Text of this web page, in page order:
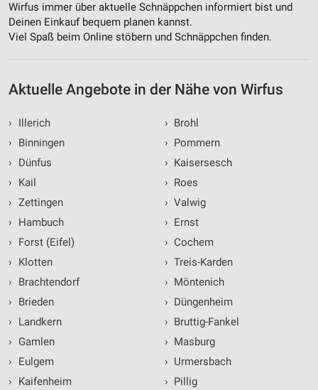
Wirfus immer über aktuelle Schnäppchen informiert bist und
Deinen Einkauf bequem planen kannst.
Viel Spaß beim Online stöbern und Schnäppchen finden.
Aktuelle Angebote in der Nähe von Wirfus
›
Illerich
›
Binningen
›
Dünfus
›
Kail
› Zettingen
›
Hambuch
›
Forst (Eifel)
›
Klotten
›
Brachtendorf
›
Brieden
›
Landkern
›
Gamlen
›
Eulgem
›
Kaifenheim
› Brohl
› Pommern
› Kaisersesch
› Roes
› Valwig
› Ernst
› Cochem
› Treis-Karden
› Möntenich
› Düngenheim
› Bruttig-Fankel
› Masburg
› Urmersbach
› Pillig